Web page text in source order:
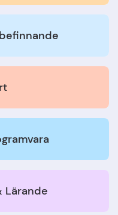
Lärande